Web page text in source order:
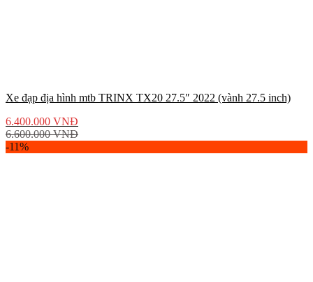
Xe đạp địa hình mtb TRINX TX20 27.5″ 2022 (vành 27.5 inch)
6.400.000 VNĐ
6.600.000VNĐ
-11%